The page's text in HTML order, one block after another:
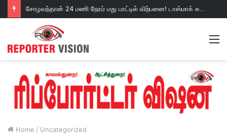
சோழவந்தான் 24 மணி நேரம் மது பாட்டில் விற்பனை! டாஸ்மாக் கடையை அகற்றக்கோரி பெண்கள் முற்றுகை போராட்டம்!https://youtu.be/y9p916tqOMs?si=p7N7Qbivb3WsTj2W
Home / Uncategorized